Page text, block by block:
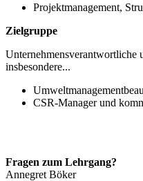
Projektmanagement,
Zielgruppe
Unternehmensverantwortliche
insbesondere...
CSR-Manager und
Fragen zum Lehrgang?
Annegret Böker